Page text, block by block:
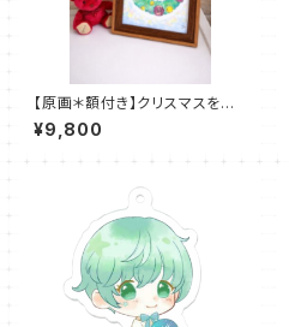
【原画＊額付き】クリスマスを照
らす - light up christmas -
¥9,800